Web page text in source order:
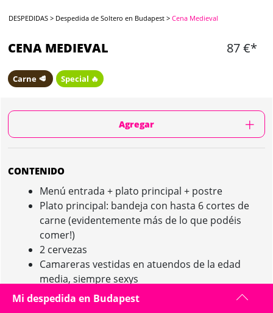
DESPEDIDAS > Despedida de Soltero en Budapest >Cena Medieval
CENA MEDIEVAL 87 €*
Carne 🥩 Special 🔥
Agregar
CONTENIDO
Menú entrada + plato principal + postre
Plato principal: bandeja con hasta 6 cortes de
carne (evidentemente más de lo que podéis
comer!)
2 cervezas
Camareras vestidas en atuendos de la edad
media, siempre sexys
Show medieval durante vuestra cena
Mi despedida en Budapest